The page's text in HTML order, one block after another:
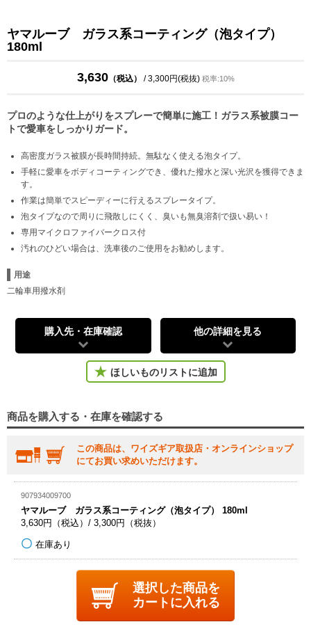
ヤマルーブ ガラス系コーティング（泡タイプ）
180ml
3,630（税込） / 3,300円(税抜) 税率:10%
プロのような仕上がりをスプレーで簡単に施工！ガラス系被膜コー
トで愛車をしっかりガード。
高密度ガラス被膜が長時間持続。無駄なく使える泡タイプ。
手軽に愛車をボディコーティングでき、優れた撥水と深い光沢を獲得できま
す。
作業は簡単でスピーディーに行えるスプレータイプ。
泡タイプなので周りに飛散しにくく、臭いも無臭溶剤で扱い易い！
専用マイクロファイバークロス付
汚れのひどい場合は、洗車後のご使用をお勧めします。
用途
二輪車用撥水剤
購入先・在庫確認 他の詳細を見る
ほしいものリストに追加
商品を購入する・在庫を確認する
この商品は、ワイズギア取扱店・オンラインショップ
にてお買い求めいただけます。
907934009700
ヤマルーブ ガラス系コーティング（泡タイプ） 180ml
3,630円（税込）/ 3,300円（税抜）
在庫あり
選択した商品を
カートに入れる